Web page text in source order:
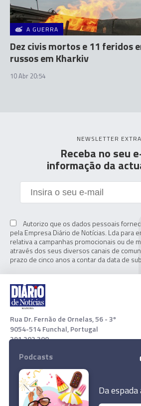
A GUERRA
Dez civis mortos e 11 feridos
russos em Kharkiv
10 Abr 20:54
NEWSLETTER EXTRA
Receba no seu
informação da
Autorizo que os dados pessoais
pela Empresa Diário de Notícias. Lda para
relativa a campanhas promocionais ou de
através dos seus diversos canais de
prazo de cinco anos a contar da data de
Rua Dr. Fernão de Ornelas, 56 - 3º
9054-514 Funchal, Portugal
291 202 300
Download App
Podcasts
Da